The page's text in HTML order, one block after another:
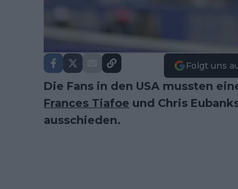
Folgt uns
Die Fans in den USA mussten
Frances Tiafoe und Chris
ausschieden.